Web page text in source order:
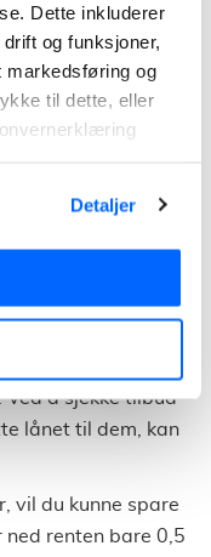
Dette inkluderer
og funksjoner,
markedsføring og
til dette, eller
Detaljer
endringen.
regne med å
passer.
å ta en sjekk på
Ved å sjekke tilbud
lånet til dem, kan
vil du kunne spare
renten bare 0,5